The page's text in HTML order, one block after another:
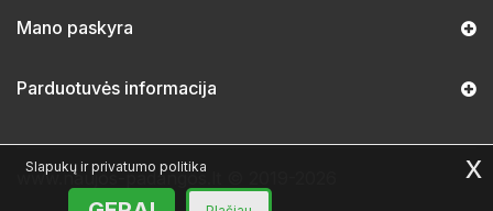
www.naujos-padangos.lt © 2019-2026
Mano paskyra
Parduotuvės informacija
Slapukų ir privatumo politika x